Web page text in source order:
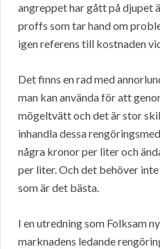
angreppet har gått på djupet
proffs som tar hand om
igen referens till kostnaden
Det finns en rad med
man kan använda för att
mögeltvätt och det är stor
inhandla dessa
några kronor per liter och
per liter. Och det behöver
som är det bästa.
I en utredning som Folksam
marknadens ledande